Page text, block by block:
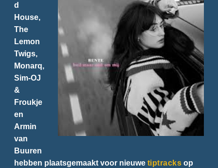
d
House,
The
Lemon
Twigs,
Monarq,
Sim-OJ
&
Froukje
en
Armin
van
Buuren
hebben plaatsgemaakt voor nieuwe tiptracks op